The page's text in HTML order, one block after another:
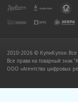
2010-2026 © КупиКупон.
Все права на товарный знак
OOO «Агентство цифровых